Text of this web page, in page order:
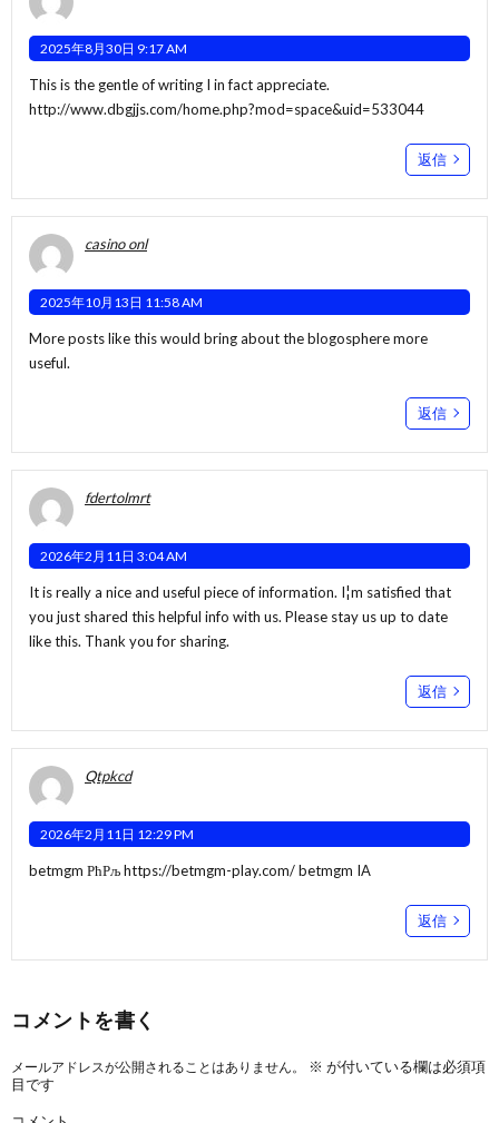
2025年8月30日 9:17 AM
This is the gentle of writing I in fact appreciate.
http://www.dbgjjs.com/home.php?mod=space&uid=533044
返信
casino onl
2025年10月13日 11:58 AM
More posts like this would bring about the blogosphere more
useful.
返信
fdertolmrt
2026年2月11日 3:04 AM
It is really a nice and useful piece of information. I¦m satisfied that
you just shared this helpful info with us. Please stay us up to date
like this. Thank you for sharing.
返信
Qtpkcd
2026年2月11日 12:29 PM
betmgm РћРљhttps://betmgm-play.com/betmgm IA
返信
コメントを書く
メールアドレスが公開されることはありません。 ※ が付いている欄は必須項
目です